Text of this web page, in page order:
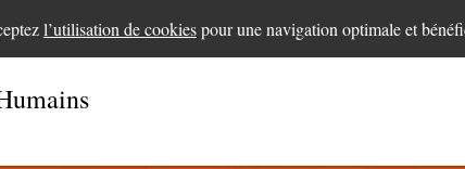
l’utilisation de cookiespour une navigation optimale et